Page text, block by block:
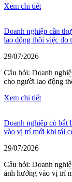
Xem chi tiết
Doanh nghiệp cần
lao động thôi việc do
29/07/2026
Câu hỏi: Doanh
cho người lao động
Xem chi tiết
Doanh nghiệp có bắt
vào vị trí mới khi tái
29/07/2026
Câu hỏi: Doanh
ảnh hưởng vào vị trí